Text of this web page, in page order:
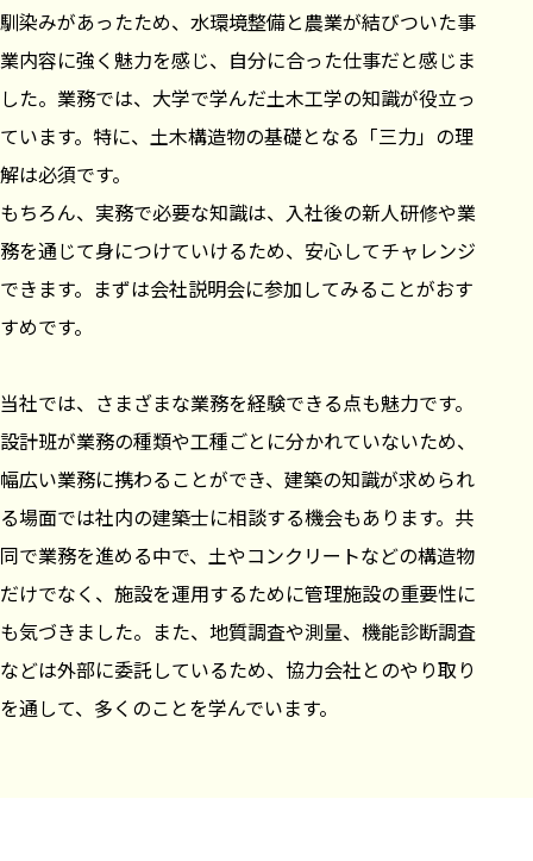
馴染みがあったため、水環境整備と農業が結びついた事
業内容に強く魅力を感じ、自分に合った仕事だと感じま
した。業務では、大学で学んだ土木工学の知識が役立っ
ています。特に、土木構造物の基礎となる「三力」の理
解は必須です。
もちろん、実務で必要な知識は、入社後の新人研修や業
務を通じて身につけていけるため、安心してチャレンジ
できます。まずは会社説明会に参加してみることがおす
すめです。
当社では、さまざまな業務を経験できる点も魅力です。
設計班が業務の種類や工種ごとに分かれていないため、
幅広い業務に携わることができ、建築の知識が求められ
る場面では社内の建築士に相談する機会もあります。共
同で業務を進める中で、土やコンクリートなどの構造物
だけでなく、施設を運用するために管理施設の重要性に
も気づきました。また、地質調査や測量、機能診断調査
などは外部に委託しているため、協力会社とのやり取り
を通して、多くのことを学んでいます。